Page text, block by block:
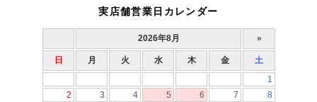
実店舗営業日カレンダー